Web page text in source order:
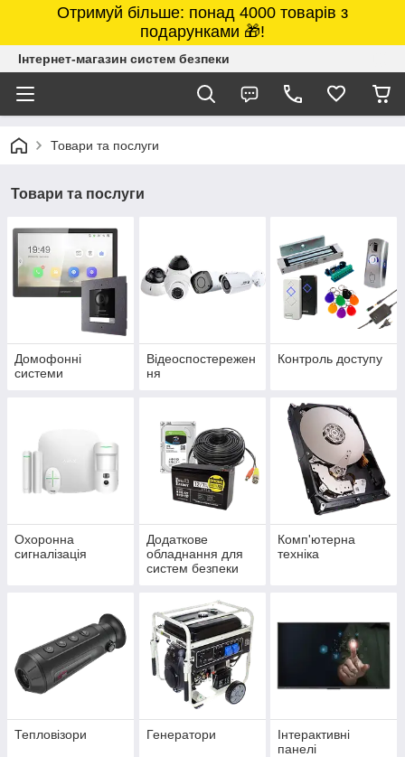
Отримуй більше: понад 4000 товарів з
подарунками 🎁!
Інтернет-магазин систем безпеки
Товари та послуги
Товари та послуги
Домофонні
системи
Відеоспостережен
ня
Контроль доступу
Охоронна
сигналізація
Додаткове
обладнання для
систем безпеки
Комп'ютерна
техніка
Тепловізори Генератори
Інтерактивні
панелі